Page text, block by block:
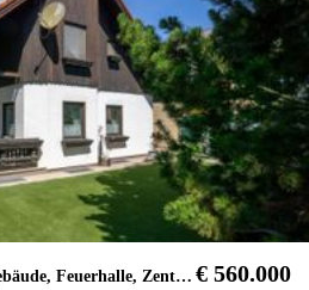
Feuerhalle, Zentralfriedhof € 560.000